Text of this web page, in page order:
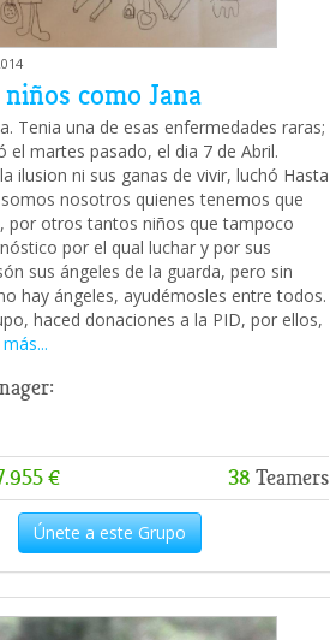
como Jana
Tenia una de esas enfermedades raras;
el martes pasado, el dia 7 de Abril.
ilusion ni sus ganas de vivir, luchó Hasta
nosotros quienes tenemos que
por otros tantos niños que tampoco
por el qual luchar y por sus
sus ángeles de la guarda, pero sin
hay ángeles, ayudémosles entre todos.
haced donaciones a la PID, por ellos,
€ 38 Teamers
Únete a este Grupo